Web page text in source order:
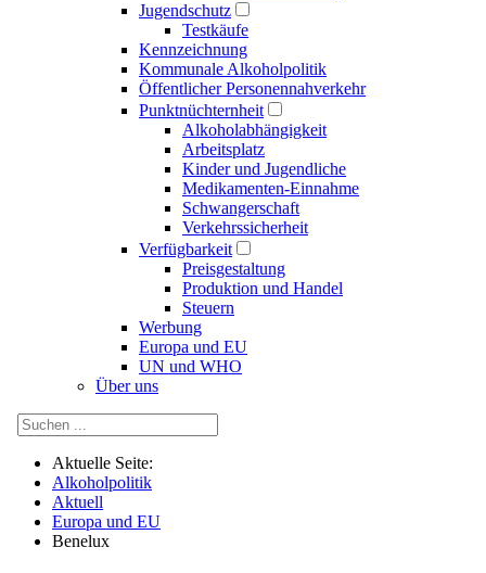
Jugendschutz
Testkäufe
Kennzeichnung
Kommunale Alkoholpolitik
Öffentlicher Personennahverkehr
Punktnüchternheit
Alkoholabhängigkeit
Arbeitsplatz
Kinder und Jugendliche
Medikamenten-Einnahme
Schwangerschaft
Verkehrssicherheit
Verfügbarkeit
Preisgestaltung
Produktion und Handel
Steuern
Werbung
Europa und EU
UN und WHO
Über uns
Aktuelle Seite:
Alkoholpolitik
Aktuell
Europa und EU
Benelux